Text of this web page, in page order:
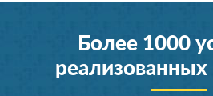
Более 1000
реализованных